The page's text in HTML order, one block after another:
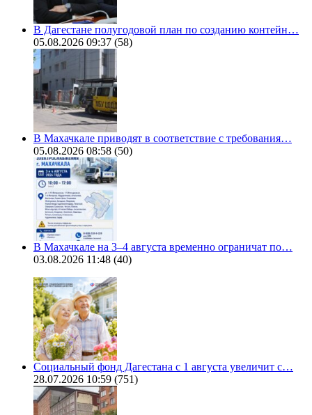
В Дагестане полугодовой план по созданию контейн…
05.08.2026 09:37 (58)
В Махачкале приводят в соответствие с требования…
05.08.2026 08:58 (50)
В Махачкале на 3–4 августа временно ограничат по…
03.08.2026 11:48 (40)
Социальный фонд Дагестана с 1 августа увеличит с…
28.07.2026 10:59 (751)